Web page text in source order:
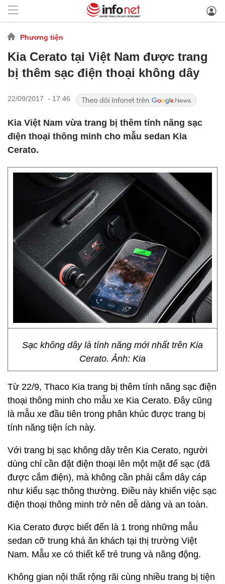
Phương tiện
Kia Cerato tại Việt Nam được trang
bị thêm sạc điện thoại không dây
22/09/2017 - 17:46
Kia Việt Nam vừa trang bị thêm tính năng sạc
điện thoại thông minh cho mẫu sedan Kia
Cerato.
Sạc không dây là tính năng mới nhất trên Kia
Cerato. Ảnh: Kia
Từ 22/9, Thaco Kia trang bị thêm tính năng sạc điện
thoại thông minh cho mẫu xe Kia Cerato. Đây cũng
là mẫu xe đầu tiên trong phân khúc được trang bị
tính năng tiện ích này.
Với trang bị sạc không dây trên Kia Cerato, người
dùng chỉ cần đặt điện thoại lên một mặt đế sạc (đã
được cắm điện), mà không cần phải cắm dây cáp
như kiểu sạc thông thường. Điều này khiến việc sạc
điện thoại thông minh trở nên dễ dàng và an toàn.
Kia Cerato được biết đến là 1 trong những mẫu
sedan cỡ trung khá ăn khách tại thị trường Việt
Nam. Mẫu xe có thiết kế trẻ trung và năng động.
Không gian nội thất rộng rãi cùng nhiều trang bị tiện